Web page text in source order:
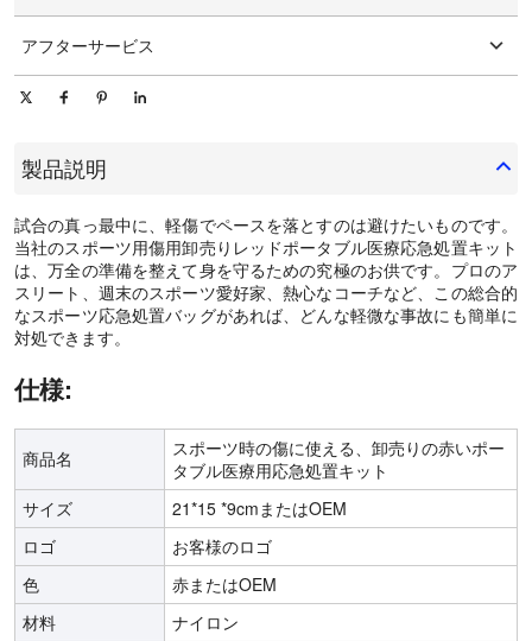
アフターサービス
製品説明
試合の真っ最中に、軽傷でペースを落とすのは避けたいものです。
当社のスポーツ用傷用卸売りレッドポータブル医療応急処置キット
は、万全の準備を整えて身を守るための究極のお供です。プロのア
スリート、週末のスポーツ愛好家、熱心なコーチなど、この総合的
なスポーツ応急処置バッグがあれば、どんな軽微な事故にも簡単に
対処できます。
仕様:
商品名
スポーツ時の傷に使える、卸売りの赤いポー
タブル医療用応急処置キット
サイズ
21*15 *9cmまたはOEM
ロゴ
お客様のロゴ
色
赤またはOEM
材料
ナイロン